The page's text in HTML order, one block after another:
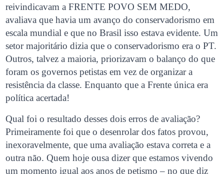
reivindicavam a FRENTE POVO SEM MEDO,
avaliava que havia um avanço do conservadorismo em
escala mundial e que no Brasil isso estava evidente. Um
setor majoritário dizia que o conservadorismo era o PT.
Outros, talvez a maioria, priorizavam o balanço do que
foram os governos petistas em vez de organizar a
resistência da classe. Enquanto que a Frente única era
política acertada!
Qual foi o resultado desses dois erros de avaliação?
Primeiramente foi que o desenrolar dos fatos provou,
inexoravelmente, que uma avaliação estava correta e a
outra não. Quem hoje ousa dizer que estamos vivendo
um momento igual aos anos de petismo – no que diz